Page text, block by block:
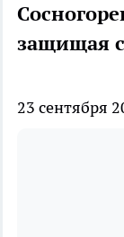
защищая
23 сентября